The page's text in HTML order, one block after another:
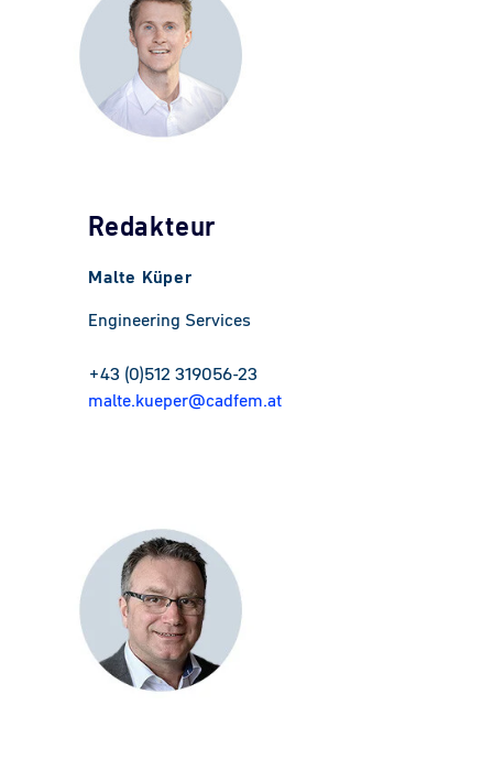
Redakteur
Malte Küper
Engineering Services
+43 (0)512 319056-23
malte.kueper@cadfem.at